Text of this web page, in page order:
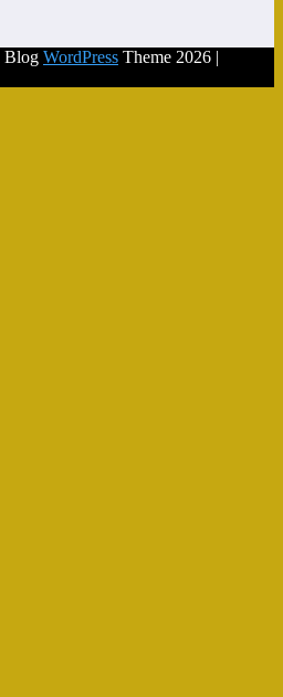
Blog WordPress Theme 2026 |